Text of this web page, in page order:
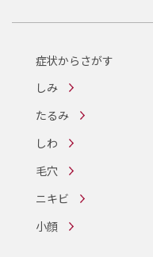
症状からさがす
しみ
たるみ
しわ
毛穴
ニキビ
小顔